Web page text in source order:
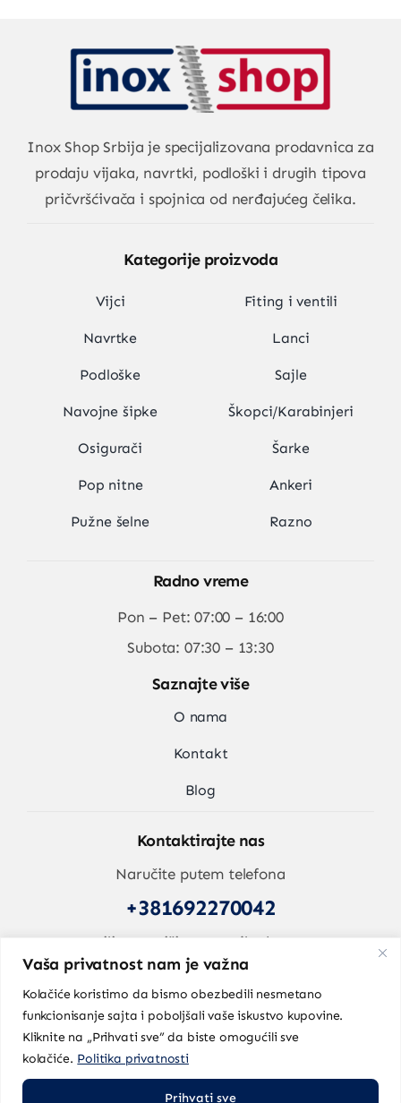
Vaša privatnost nam je važna
Kolačiće koristimo da bismo obezbedili nesmetano
funkcionisanje sajta i poboljšali vaše iskustvo kupovine.
Kliknite na „Prihvati sve” da biste omogućili sve
kolačiće. Politika privatnosti
Prihvati sve
Inox Shop Srbija je specijalizovana prodavnica za
prodaju vijaka, navrtki, podloški i drugih tipova
pričvršćivača i spojnica od nerđajućeg čelika.
Kategorije proizvoda
Vijci
Navrtke
Podloške
Navojne šipke
Osigurači
Pop nitne
Pužne šelne
Fiting i ventili
Lanci
Sajle
Škopci/Karabinjeri
Šarke
Ankeri
Razno
Radno vreme
Pon – Pet: 07:00 – 16:00
Subota: 07:30 – 13:30
Saznajte više
O nama
Kontakt
Blog
Pratite nas na društvenim mrežama
Kontaktirajte nas
Naručite putem telefona
+381692270042
ili nam pišite na mejl adresu
prodaja@inox-shop.rs